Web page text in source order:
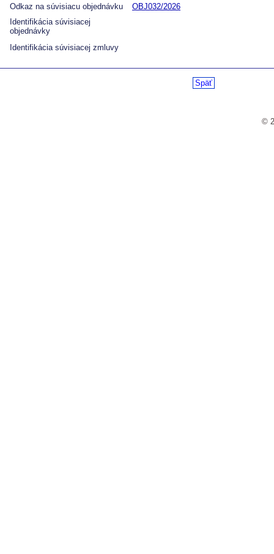
Odkaz na súvisiacu objednávku
OBJ032/2026
Identifikácia súvisiacej
objednávky
Identifikácia súvisiacej zmluvy
Späť
©